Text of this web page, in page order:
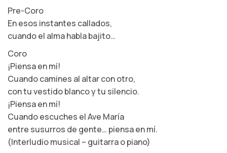
Pre-Coro
En esos instantes callados,
cuando el alma habla bajito…
Coro
¡Piensa en mí!
Cuando camines al altar con otro,
con tu vestido blanco y tu silencio.
¡Piensa en mí!
Cuando escuches el Ave María
entre susurros de gente… piensa en mí.
(Interludio musical – guitarra o piano)